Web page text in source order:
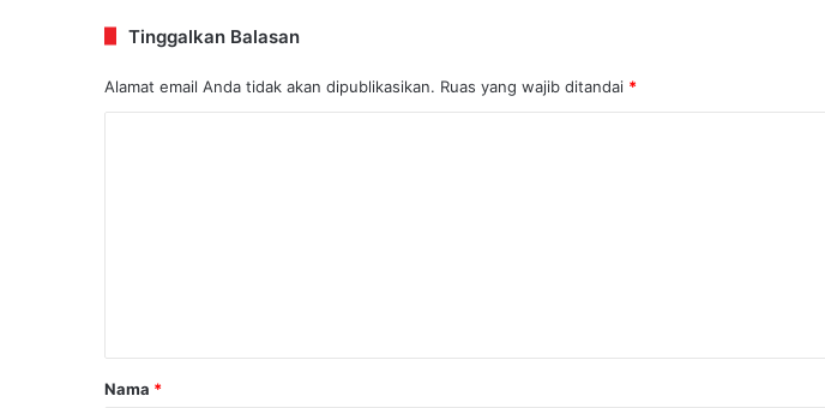
Tinggalkan Balasan
Alamat email Anda tidak akan dipublikasikan. Ruas yang wajib ditandai *
rNama *